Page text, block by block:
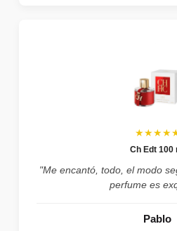
Ch Edt 100
"Me encantó, todo, el modo
perfume es
Pablo